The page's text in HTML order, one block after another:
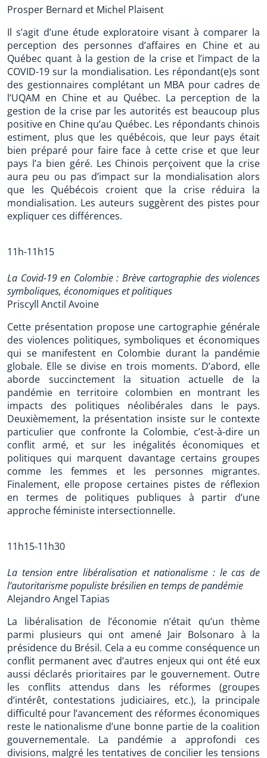
Prosper Bernard et Michel Plaisent
Il s’agit d’une étude exploratoire visant à comparer la
perception des personnes d’affaires en Chine et au
Québec quant à la gestion de la crise et l’impact de la
COVID-19 sur la mondialisation. Les répondant(e)s sont
des gestionnaires complétant un MBA pour cadres de
l’UQAM en Chine et au Québec. La perception de la
gestion de la crise par les autorités est beaucoup plus
positive en Chine qu’au Québec. Les répondants chinois
estiment, plus que les québécois, que leur pays était
bien préparé pour faire face à cette crise et que leur
pays l’a bien géré. Les Chinois perçoivent que la crise
aura peu ou pas d’impact sur la mondialisation alors
que les Québécois croient que la crise réduira la
mondialisation. Les auteurs suggèrent des pistes pour
expliquer ces différences.
11h-11h15
La Covid-19 en Colombie : Brève cartographie des violences
symboliques, économiques et politiques
Priscyll Anctil Avoine
Cette présentation propose une cartographie générale
des violences politiques, symboliques et économiques
qui se manifestent en Colombie durant la pandémie
globale. Elle se divise en trois moments. D’abord, elle
aborde succinctement la situation actuelle de la
pandémie en territoire colombien en montrant les
impacts des politiques néolibérales dans le pays.
Deuxièmement, la présentation insiste sur le contexte
particulier que confronte la Colombie, c’est-à-dire un
conflit armé, et sur les inégalités économiques et
politiques qui marquent davantage certains groupes
comme les femmes et les personnes migrantes.
Finalement, elle propose certaines pistes de réflexion
en termes de politiques publiques à partir d’une
approche féministe intersectionnelle.
11h15-11h30
La tension entre libéralisation et nationalisme : le cas de
l’autoritarisme populiste brésilien en temps de pandémie
Alejandro Angel Tapias
La libéralisation de l’économie n’était qu’un thème
parmi plusieurs qui ont amené Jair Bolsonaro à la
présidence du Brésil. Cela a eu comme conséquence un
conflit permanent avec d’autres enjeux qui ont été eux
aussi déclarés prioritaires par le gouvernement. Outre
les conflits attendus dans les réformes (groupes
d’intérêt, contestations judiciaires, etc.), la principale
difficulté pour l’avancement des réformes économiques
reste le nationalisme d’une bonne partie de la coalition
gouvernementale. La pandémie a approfondi ces
divisions, malgré les tentatives de concilier les tensions